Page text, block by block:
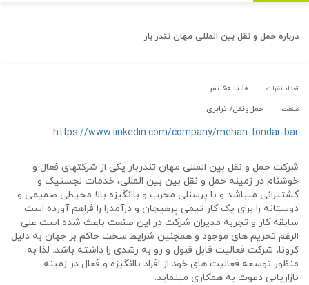
درباره حمل و نقل بین المللی مهان تندر بار
تعداد نفرات: ۱۰ تا ۵۰ نفر
صنعت: حمل‌و‌نقل/ ترابری
https://www.linkedin.com/company/mehan-tondar-bar
شرکت حمل و نقل بین المللی مهان تندربار یکی از شرکتهای فعال و
خوشنام در زمینه حمل و نقل بین بین المللی، خدمات لجستیک و
کشتیرانی میباشد و با پرسنلی مجرب و باانگیزه بالا محیطی صمیمی و
دوستانه را برای یک کار تیمی پرهیجان و درآمدزا را فراهم آورده است.
سابقه کار و تجربه مدیران شرکت در این صنعت باعث شده است علی
الرغم تحریم های موجود و همچنین شرایط سخت حاکم بر جهان به دلیل
کرونا، شرکت فعالیت قابل قبول و رو به رشدی را داشته باشد. لذا به
منظور توسعه فعالیت های خود از افراد باانگیزه و فعال در زمینه
بازاریابی دعوت به همکاری مینماید.